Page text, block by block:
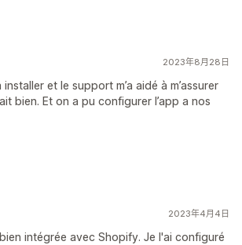
2023年8月28日
et le support m’a aidé à m’assurer
bien. Et on a pu configurer l’app a nos
2023年4月4日
intégrée avec Shopify. Je l'ai configuré